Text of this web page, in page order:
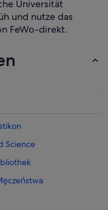
Universität
und nutze das
FeWo-direkt.
Science